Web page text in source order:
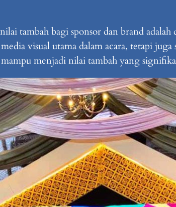
tambah bagi sponsor dan brand
visual utama dalam acara, tetapi
menjadi nilai tambah yang